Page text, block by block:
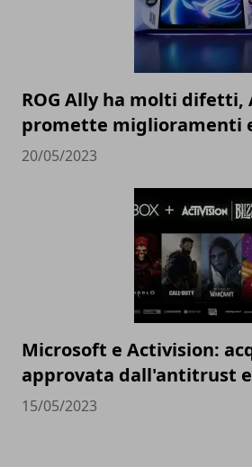
ROG Ally ha molti difetti,
promette miglioramenti
20/05/2023
Microsoft e Activision:
approvata dall'antitrust
15/05/2023